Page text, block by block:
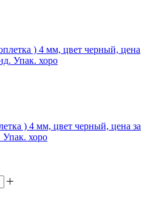
) 4 мм, цвет черный, цена за
Упак. хоро